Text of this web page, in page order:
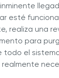
esté
realiza una
para
todo el